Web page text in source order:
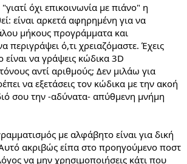
όχι επικοινωνία με πιάνο" η
είναι αρκετά αφηρημένη για να
μήκους προγράμματα και
περιγράψει ό,τι χρειαζόμαστε. Έχεις
να γράψεις κώδικα 3D
αντί αριθμούς; Δεν μιλάω για
να εξετάσεις τον κώδικα με την ακοή
σου την -αδύνατα- απύθμενη μνήμη
με αλφάβητο είναι για δική
ακριβώς είπα στο προηγούμενο ποστ
να μην χρησιμοποιήσεις κάτι που